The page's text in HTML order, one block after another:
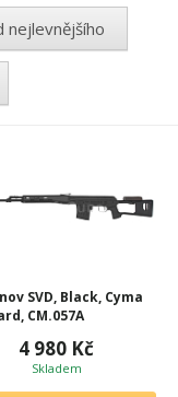
nejlevnějšího
SVD, Black, Cyma
CM.057A
4 980 Kč
Skladem